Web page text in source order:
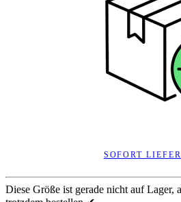
SOFORT
Diese Größe ist gerade nicht auf Lager,